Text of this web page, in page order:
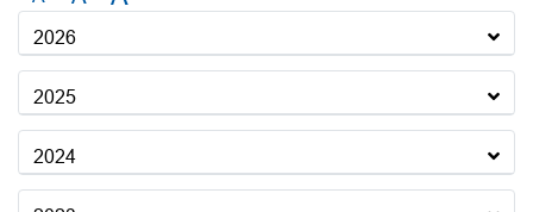
2026
2025
2024